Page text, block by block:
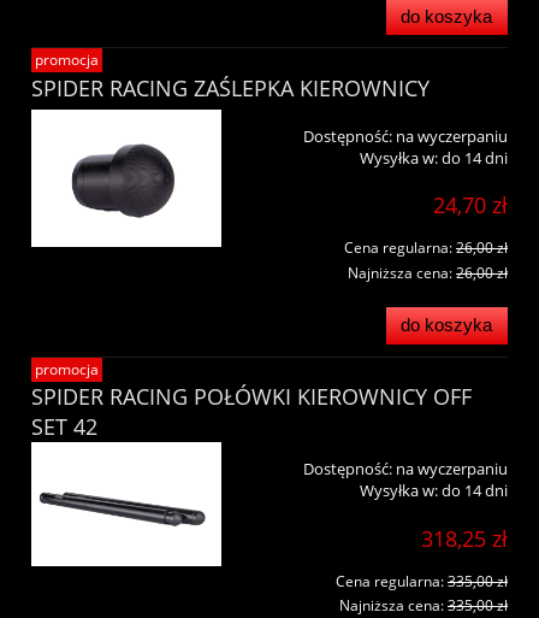
do koszyka
SPIDER RACING ZAŚLEPKA KIEROWNICY
Dostępność: na wyczerpaniu
Wysyłka w:do 14 dni
24,70 zł
Cena regularna:26,00 zł
Najniższa cena:26,00 zł
do koszyka
promocja
SPIDER RACING POŁÓWKI KIEROWNICY OFF
SET 42
Dostępność: na wyczerpaniu
Wysyłka w:do 14 dni
318,25 zł
Cena regularna:335,00 zł
Najniższa cena:335,00 zł
promocja